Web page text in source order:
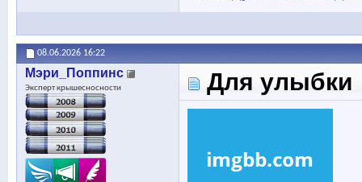
08.06.2026 16:22
Мэри_Поппинс
Эксперт крышесносности Для улыбки